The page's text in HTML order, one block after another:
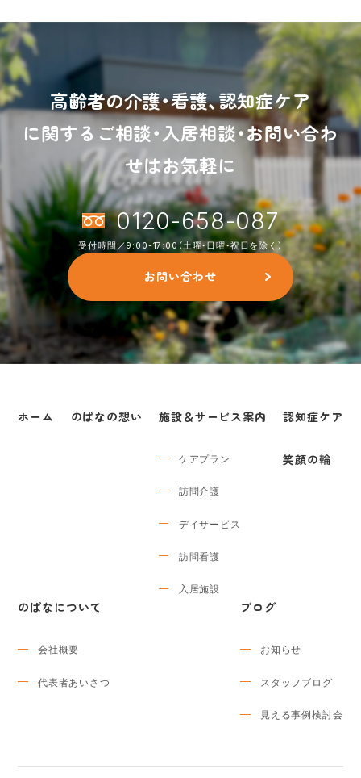
高齢者の介護・看護、認知症ケア
に関するご相談・入居相談・お問い合わ
せはお気軽に
0120-658-087
受付時間／9:00-17:00（土曜・日曜・祝日を除く）
お問い合わせ
ホーム のばなの想い 施設＆サービス案内
ケアプラン
訪問介護
デイサービス
訪問看護
入居施設
認知症ケア
笑顔の輪
のばなについて
会社概要
代表者あいさつ
ブログ
お知らせ
スタッフブログ
見える事例検討会